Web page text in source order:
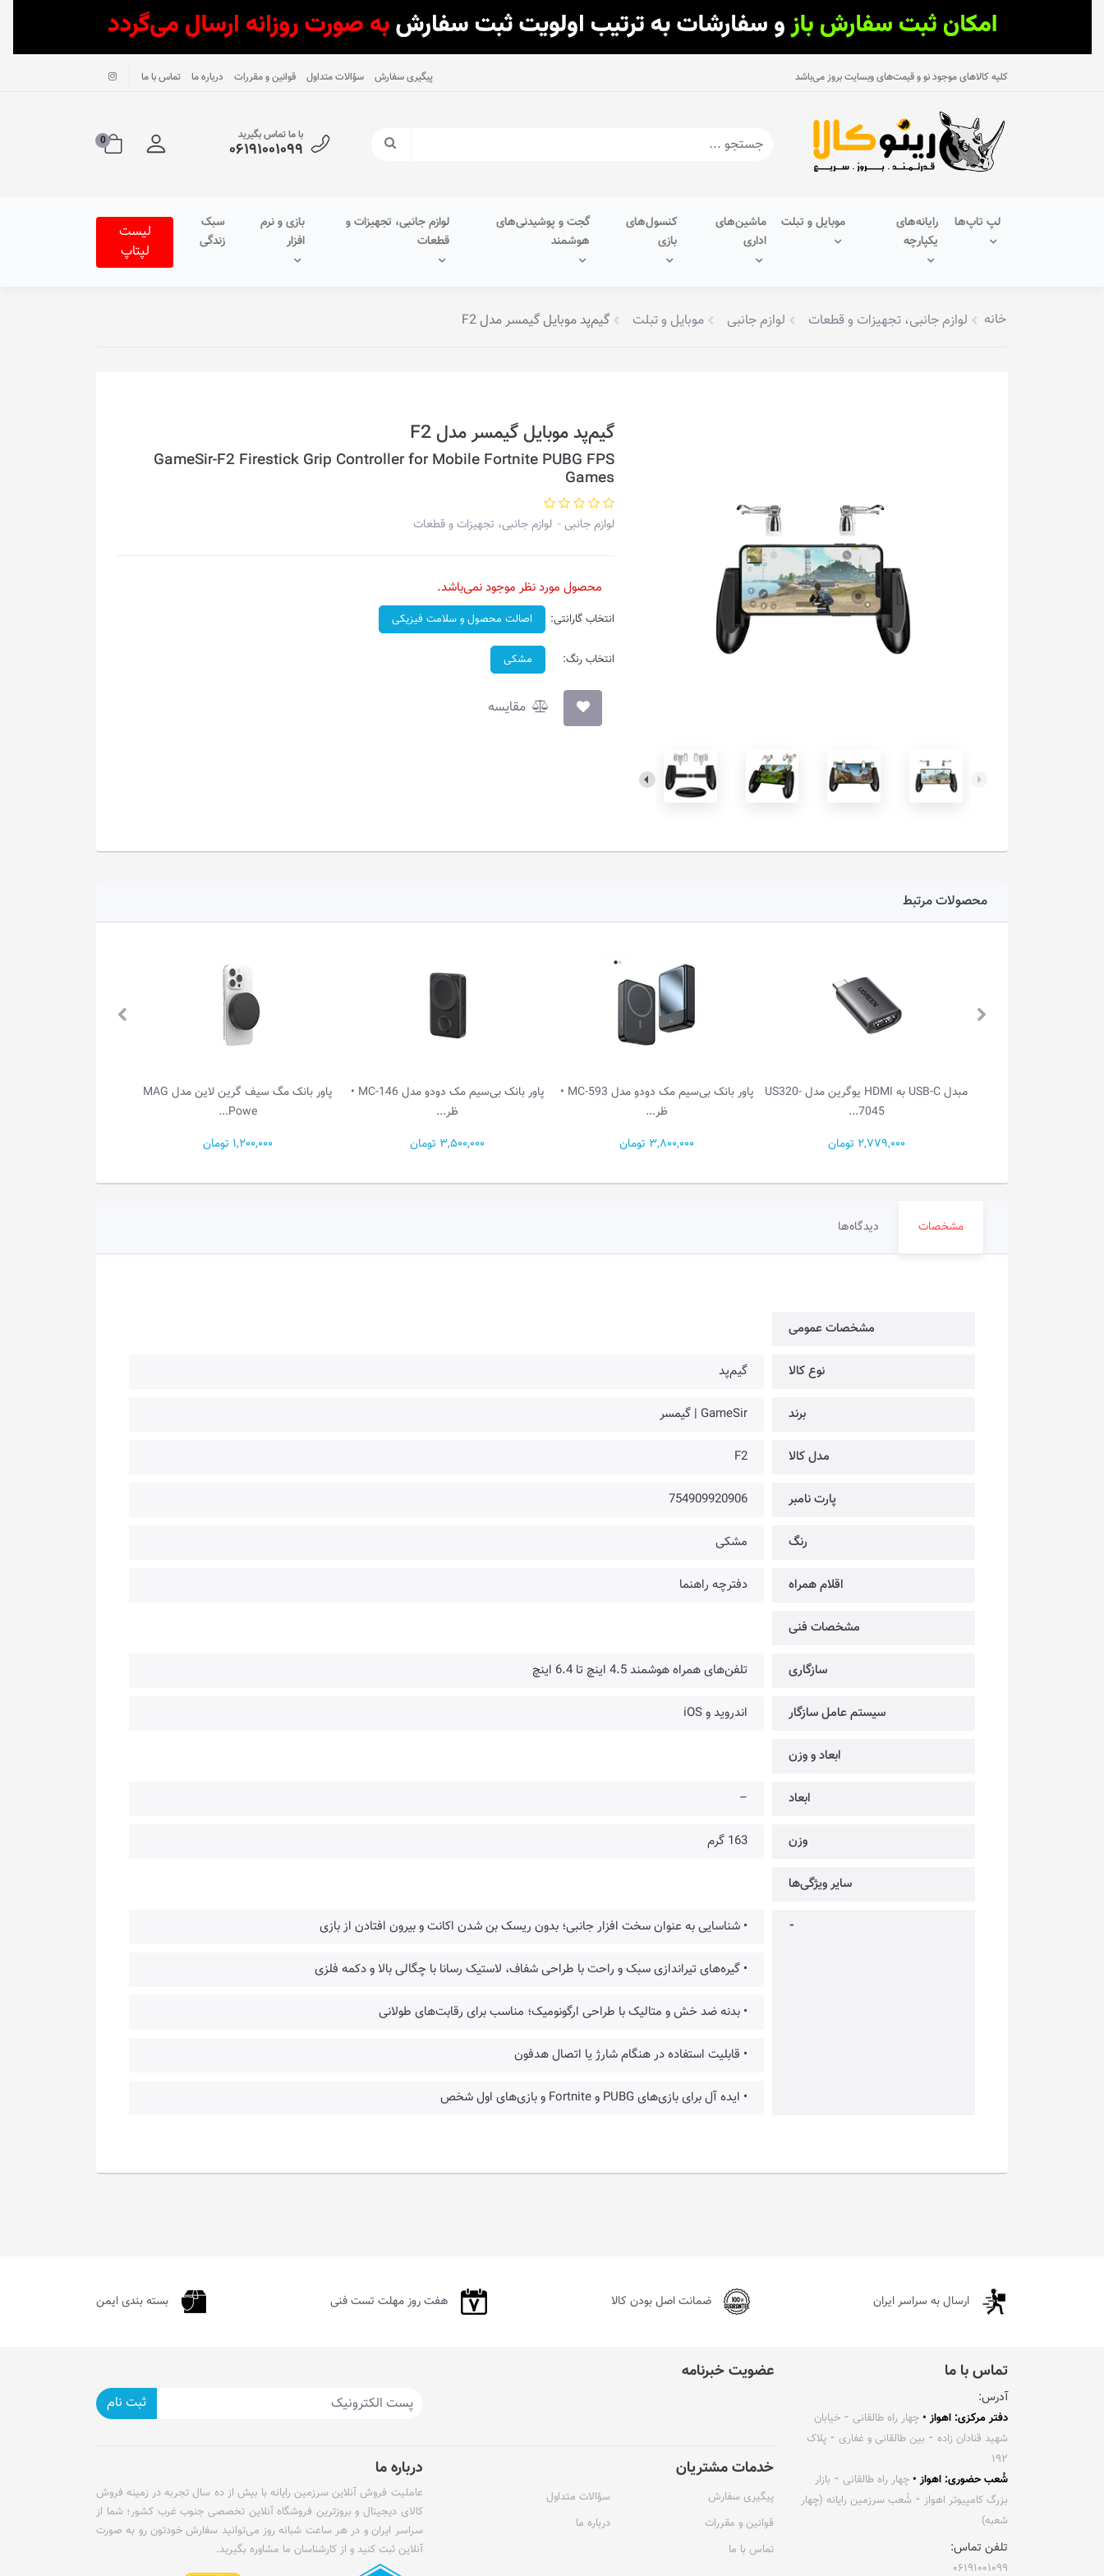
کلیه کالاهای موجود نو و قیمت‌های وبسایت بروز می‌باشد پیگیری سفارش سؤالات متداول قوانین و مقررات درباره ما تماس با ما
با ما تماس بگیرید
۰۶۱۹۱۰۰۱۰۹۹ 0
لپ تاپ‌ها
رایانه‌های
یکپارچه
موبایل و تبلت
ماشین‌های
اداری
کنسول‌های
بازی
گجت و پوشیدنی‌های
هوشمند
لوازم جانبی، تجهیزات و
قطعات
بازی و نرم
افزار
سبک
زندگی
لیست
لپتاپ
خانه لوازم جانبی، تجهیزات و قطعات لوازم جانبی موبایل و تبلت گیم‌پد موبایل گیمسر مدل F2
گیم‌پد موبایل گیمسر مدل F2
GameSir-F2 Firestick Grip Controller for Mobile Fortnite PUBG FPS
Games
لوازم جانبی لوازم جانبی، تجهیزات و قطعات
محصول مورد نظر موجود نمی‌باشد.
انتخاب گارانتی: اصالت محصول و سلامت فیزیکی
انتخاب رنگ: مشکی
مقایسه
محصولات مرتبط
مبدل USB-C به HDMI یوگرین مدل US320-
پاور بانک بی‌سیم مک دودو مدل MC-593 •
پاور بانک بی‌سیم مک دودو مدل MC-146 •
پاور بانک مگ‌ سیف گرین لاین مدل MAG
هندزفری بی‌سیم اونیکوما مدل T306
مشخصات دیدگاه‌ها
مشخصات عمومی
نوع کالا گیم‌پد
برند GameSir | گیمسر
مدل کالا F2
پارت نامبر 754909920906
رنگ مشکی
اقلام همراه دفترچه راهنما
مشخصات فنی
سازگاری تلفن‌های همراه هوشمند 4.5 اینچ تا 6.4 اینچ
سیستم عامل سازگار اندروید و iOS
ابعاد و وزن
ابعاد –
وزن 163 گرم
سایر ویژگی‌ها
⁃ • شناسایی به عنوان سخت افزار جانبی؛ بدون ریسک بن شدن اکانت و بیرون افتادن از بازی
• گیره‌های تیراندازی سبک و راحت با طراحی شفاف، لاستیک رسانا با چگالی بالا و دکمه فلزی
• بدنه ضد خش و متالیک با طراحی ارگونومیک؛ مناسب برای رقابت‌های طولانی
• قابلیت استفاده در هنگام شارژ یا اتصال هدفون
• ایده‌ آل برای بازی‌های PUBG و Fortnite و بازی‌های اول شخص
ارسال به سراسر ایران ضمانت اصل بودن کالا هفت روز مهلت تست فنی بسته بندی ایمن
تماس با ما
آدرس:
دفتر مرکزی: اهواز • چهار راه طالقانی ⁃ خیابان
شهید قنادان زاده ⁃ بین طالقانی و غفاری ⁃ پلاک
۱۹۲
شُعب حضوری: اهواز • چهار راه طالقانی ⁃ بازار
بزرگ کامپیوتر اهواز ⁃ شُعب سرزمین رایانه (چهار
شعبه)
تلفن تماس:
۰۶۱۹۱۰۰۱۰۹۹
عضویت خبرنامه
ثبت نام
خدمات مشتریان
پیگیری سفارش
سؤالات متداول
قوانین و مقررات
درباره ما
تماس با ما
درباره ما
عاملیت فروش آنلاین سرزمین رایانه با بیش از ده سال تجربه در زمینه فروش
کالای دیجیتال و بروزترین فروشگاه آنلاین تخصصی جنوب غرب کشور؛ شما از
سراسر ایران و در هر ساعت شبانه روز می‌توانید سفارش خودتون رو به صورت
آنلاین ثبت کنید و از کارشناسان ما مشاوره بگیرید.